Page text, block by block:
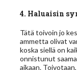
4. Haluaisin
Tätä toivoin jo
ammetta olivat
koska siellä on
onnistunut
aikaan.